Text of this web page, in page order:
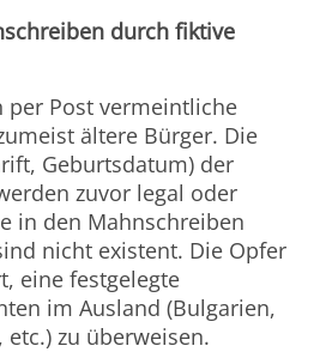
durch fiktive
per Post vermeintliche
ältere Bürger. Die
Geburtsdatum) der
zuvor legal oder
in den Mahnschreiben
nicht existent. Die Opfer
eine festgelegte
im Ausland (Bulgarien,
etc.) zu überweisen.